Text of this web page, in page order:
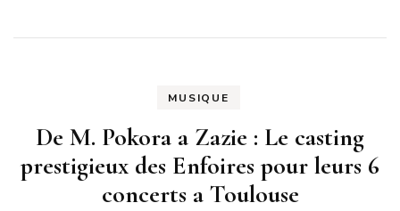
MUSIQUE
De M. Pokora a Zazie : Le casting
prestigieux des Enfoires pour leurs 6
concerts a Toulouse